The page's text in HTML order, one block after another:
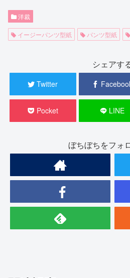
洋裁
イージーパンツ型紙 パンツ型紙
シェアす
Twitter
Pocket LINE
ぼちぼちをフォ